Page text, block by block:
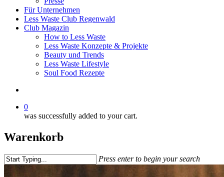
Für Unternehmen
Less Waste Club Regenwald
Club Magazin
How to Less Waste
Less Waste Konzepte & Projekte
Beauty und Trends
Less Waste Lifestyle
Soul Food Rezepte
0
was successfully added to your cart.
Warenkorb
Press enter to begin your search